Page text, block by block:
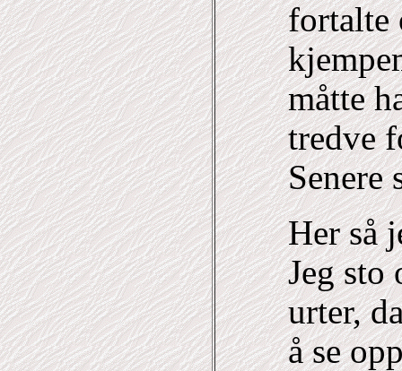
fortalte
måtte
tredve
Senere
Her så
Jeg sto
urter,
å se